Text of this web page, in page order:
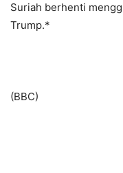
Suriah berhenti
Trump.*
(BBC)